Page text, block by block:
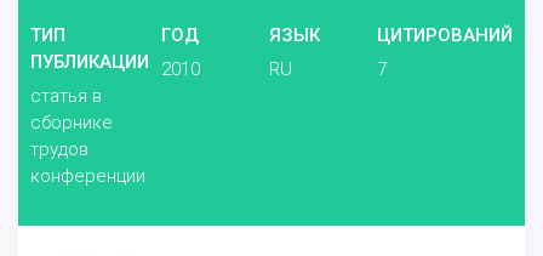
ТИП
ПУБЛИКАЦИИ
статья в
сборнике
трудов
конференции
ГОД
2010
ЯЗЫК
RU
ЦИТИРОВАНИЙ
7